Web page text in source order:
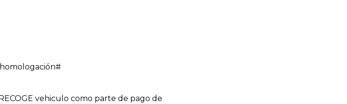
vehiculo como parte de pago de